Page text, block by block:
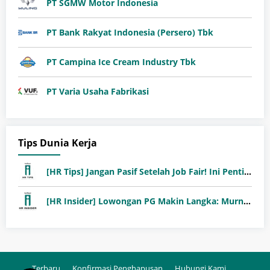
PT SGMW Motor Indonesia
PT Bank Rakyat Indonesia (Persero) Tbk
PT Campina Ice Cream Industry Tbk
PT Varia Usaha Fabrikasi
Tips Dunia Kerja
[HR Tips] Jangan Pasif Setelah Job Fair! Ini Pentingnya Follow-Up Setelah Job Fair
[HR Insider] Lowongan PG Makin Langka: Murni Seleksi atau Jalur Orang Dalam?